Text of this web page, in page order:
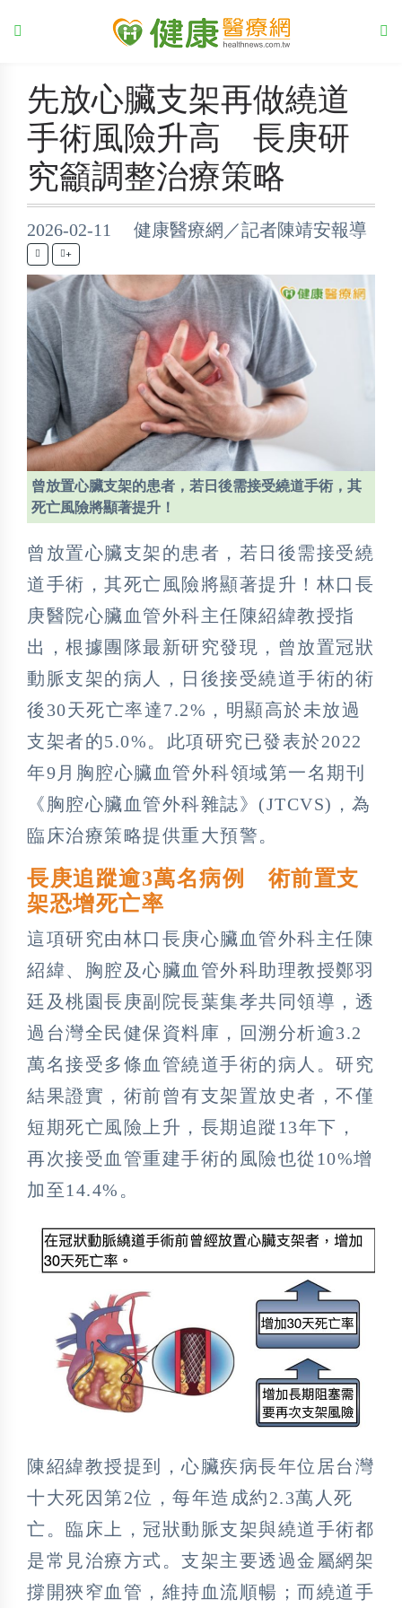
先放心臟支架再做繞道
手術風險升高 長庚研
究籲調整治療策略
2026-02-11 健康醫療網／記者陳靖安報導
+
曾放置心臟支架的患者，若日後需接受繞道手術，其
死亡風險將顯著提升！
曾放置心臟支架的患者，若日後需接受繞
道手術，其死亡風險將顯著提升！林口長
庚醫院心臟血管外科主任陳紹緯教授指
出，根據團隊最新研究發現，曾放置冠狀
動脈支架的病人，日後接受繞道手術的術
後30天死亡率達7.2%，明顯高於未放過
支架者的5.0%。此項研究已發表於2022
年9月胸腔心臟血管外科領域第一名期刊
《胸腔心臟血管外科雜誌》(JTCVS)，為
臨床治療策略提供重大預警。
長庚追蹤逾3萬名病例 術前置支
架恐增死亡率
這項研究由林口長庚心臟血管外科主任陳
紹緯、胸腔及心臟血管外科助理教授鄭羽
廷及桃園長庚副院長葉集孝共同領導，透
過台灣全民健保資料庫，回溯分析逾3.2
萬名接受多條血管繞道手術的病人。研究
結果證實，術前曾有支架置放史者，不僅
短期死亡風險上升，長期追蹤13年下，
再次接受血管重建手術的風險也從10%增
加至14.4%。
陳紹緯教授提到，心臟疾病長年位居台灣
十大死因第2位，每年造成約2.3萬人死
亡。臨床上，冠狀動脈支架與繞道手術都
是常見治療方式。支架主要透過金屬網架
撐開狹窄血管，維持血流順暢；而繞道手